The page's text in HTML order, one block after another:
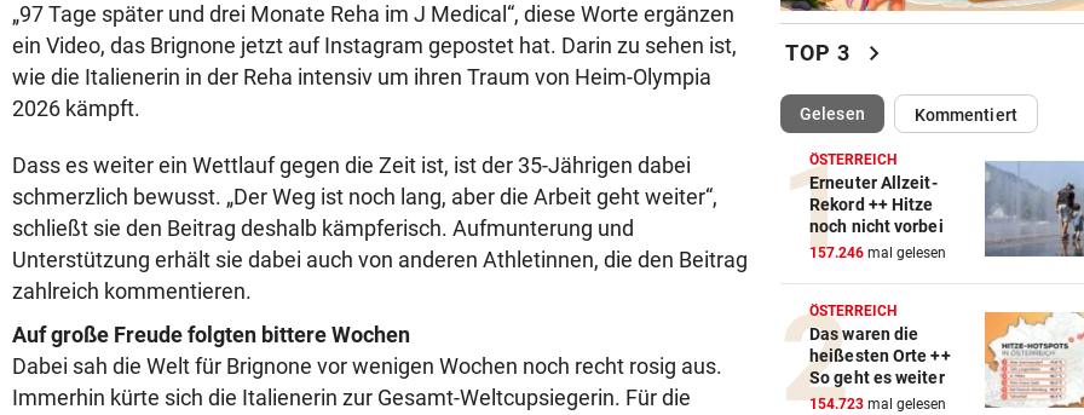
„97 Tage später und drei Monate Reha im J Medical“, diese Worte ergänzen
ein Video, das Brignone jetzt auf Instagram gepostet hat. Darin zu sehen ist,
wie die Italienerin in der Reha intensiv um ihren Traum von Heim-Olympia
2026 kämpft.
Dass es weiter ein Wettlauf gegen die Zeit ist, ist der 35-Jährigen dabei
schmerzlich bewusst. „Der Weg ist noch lang, aber die Arbeit geht weiter“,
schließt sie den Beitrag deshalb kämpferisch. Aufmunterung und
Unterstützung erhält sie dabei auch von anderen Athletinnen, die den Beitrag
zahlreich kommentieren.
Auf große Freude folgten bittere Wochen
Dabei sah die Welt für Brignone vor wenigen Wochen noch recht rosig aus.
Immerhin kürte sich die Italienerin zur Gesamt-Weltcupsiegerin. Für die
TOP 3 chevron_right
Gelesen(ausgewählt)Kommentiert
ÖSTERREICH
Erneuter Allzeit-
Rekord ++ Hitze
noch nicht vorbei
157.246 mal gelesen
ÖSTERREICH
Das waren die
heißesten Orte ++
So geht es weiter
154.723 mal gelesen